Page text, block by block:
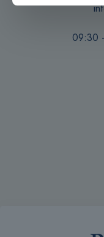
09:30